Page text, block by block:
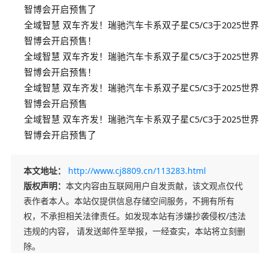
智博会开启预售了
全域智慧 双车齐发！瑞驰汽车卡系双子星C5/C3于2025世界
智博会开启预售！
全域智慧 双车齐发！瑞驰汽车卡系双子星C5/C3于2025世界
智博会开启预售！
全域智慧 双车齐发！瑞驰汽车卡系双子星C5/C3于2025世界
智博会开启预售
全域智慧 双车齐发！瑞驰汽车卡系双子星C5/C3于2025世界
智博会开启预售了
本文地址：
http://www.cj8809.cn/113283.html
版权声明： 本文内容由互联网用户自发贡献，该文观点仅代
表作者本人。本站仅提供信息存储空间服务，不拥有所有
权，不承担相关法律责任。如发现本站有涉嫌抄袭侵权/违法
违规的内容， 请发送邮件至举报，一经查实，本站将立刻删
除。